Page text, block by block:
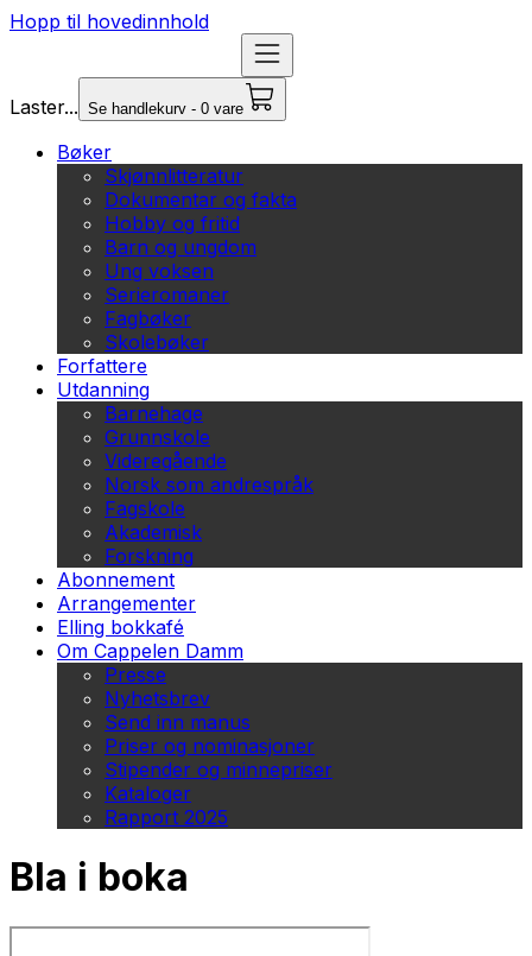
Hopp til hovedinnhold
Laster... Se handlekurv - 0 vare
Bøker
Skjønnlitteratur
Dokumentar og fakta
Hobby og fritid
Barn og ungdom
Ung voksen
Serieromaner
Fagbøker
Skolebøker
Forfattere
Utdanning
Barnehage
Grunnskole
Videregående
Norsk som andrespråk
Fagskole
Akademisk
Forskning
Abonnement
Arrangementer
Elling bokkafé
Om Cappelen Damm
Presse
Nyhetsbrev
Send inn manus
Priser og nominasjoner
Stipender og minnepriser
Kataloger
Rapport 2025
Bla i boka